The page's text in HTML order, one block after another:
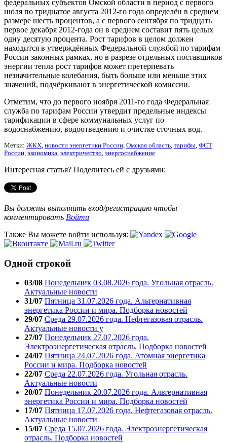
федеральных субъектов Омской области в период с первого
июля по тридцатое августа 2012-го года определён в среднем
размере шесть процентов, а с первого сентября по тридцать
первое декабря 2012-года он в среднем составит пять целых
одну десятую процента. Рост тарифов в целом должен
находится в утверждённых Федеральной службой по тарифам
России законных рамках, но в разрезе отдельных поставщиков
энергии тепла рост тарифов может претерпевать
незначительные колебания, быть больше или меньше этих
значений, подчёркивают в энергетической комиссии.
Отметим, что до первого ноября 2011-го года Федеральная
служба по тарифам России утвердит предельные индексы
тарификации в сфере коммунальных услуг по
водоснабжению, водоотведению и очистке сточных вод.
Метки: ЖКХ, новости энергетики России, Омская область, тарифы, ФСТ
России, экономика, электричество, энергоснабжение
Интересная статья? Поделитесь ей с друзьями:
Вы должны выполнить вход/регистрацию чтобы
комментировать Войти
Также Вы можете войти используя:
Одной строкой
03/08 Понедельник 03.08.2026 года. Угольная отрасль.
Актуальные новости
31/07 Пятница 31.07.2026 года. Альтернативная
энергетика России и мира. Подборка новостей
29/07 Среда 29.07.2026 года. Нефтегазовая отрасль.
Актуальные новости у
27/07 Понедельник 27.07.2026 года.
Электроэнергетическая отрасль. Подборка новостей
24/07 Пятница 24.07.2026 года. Атомная энергетика
России и мира. Подборка новостей
22/07 Среда 22.07.2026 года. Угольная отрасль.
Актуальные новости
20/07 Понедельник 20.07.2026 года. Альтернативная
энергетика России и мира. Подборка новостей
17/07 Пятница 17.07.2026 года. Нефтегазовая отрасль.
Актуальные новости
15/07 Среда 15.07.2026 года. Электроэнергетическая
отрасль. Подборка новостей